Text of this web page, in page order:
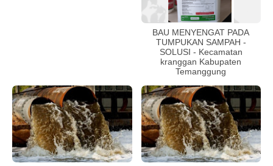
BAU MENYENGAT PADA
TUMPUKAN SAMPAH -
SOLUSI - Kecamatan
kranggan Kabupaten
Temanggung